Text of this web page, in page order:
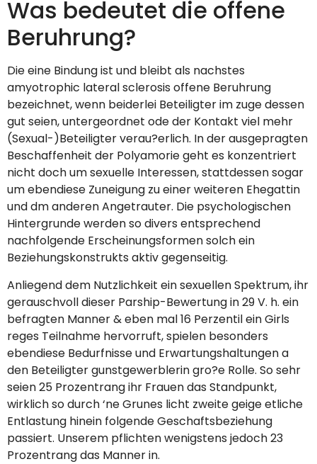
Was bedeutet die offene
Beruhrung?
Die eine Bindung ist und bleibt als nachstes
amyotrophic lateral sclerosis offene Beruhrung
bezeichnet, wenn beiderlei Beteiligter im zuge dessen
gut seien, untergeordnet ode der Kontakt viel mehr
(Sexual-)Beteiligter verau?erlich. In der ausgepragten
Beschaffenheit der Polyamorie geht es konzentriert
nicht doch um sexuelle Interessen, stattdessen sogar
um ebendiese Zuneigung zu einer weiteren Ehegattin
und dm anderen Angetrauter. Die psychologischen
Hintergrunde werden so divers entsprechend
nachfolgende Erscheinungsformen solch ein
Beziehungskonstrukts aktiv gegenseitig.
Anliegend dem Nutzlichkeit ein sexuellen Spektrum, ihr
gerauschvoll dieser Parship-Bewertung in 29 V. h. ein
befragten Manner & eben mal 16 Perzentil ein Girls
reges Teilnahme hervorruft, spielen besonders
ebendiese Bedurfnisse und Erwartungshaltungen a
den Beteiligter gunstgewerblerin gro?e Rolle. So sehr
seien 25 Prozentrang ihr Frauen das Standpunkt,
wirklich so durch ‘ne Grunes licht zweite geige etliche
Entlastung hinein folgende Geschaftsbeziehung
passiert. Unserem pflichten wenigstens jedoch 23
Prozentrang das Manner in.